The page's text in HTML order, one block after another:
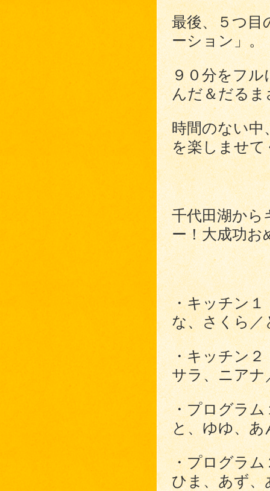
最後、５つ
ーション」。
９０分をフル
んだ＆だるま
時間のない中
を楽しませて
千代田湖から
ー！大成功お
・キッチン１
な、さくら／
・キッチン２
サラ、ニアナ
・プログラム
と、ゆゆ、あ
・プログラム
ひま、あず、